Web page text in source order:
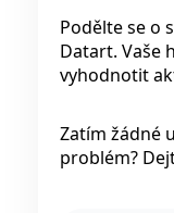
Podělte se o
Datart. Vaše
vyhodnotit
Zatím žádné
problém?